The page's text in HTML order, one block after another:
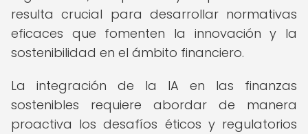
resulta crucial para desarrollar normativas
eficaces que fomenten la innovación y la
sostenibilidad en el ámbito financiero.
La integración de la IA en las finanzas
sostenibles requiere abordar de manera
proactiva los desafíos éticos y regulatorios